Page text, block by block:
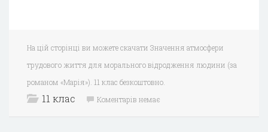
На цій сторінці ви можете скачати Значення атмосфери
трудового життя для морального відродження людини (за
романом «Марія»). 11 клас безкоштовно.
11 клас Коментарів немає